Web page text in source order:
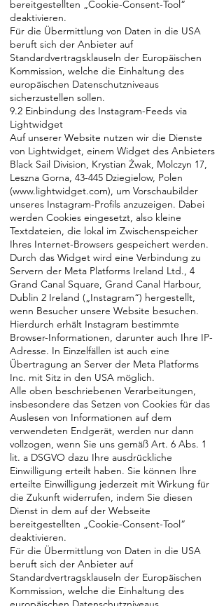
bereitgestellten „Cookie-Consent-Tool“
deaktivieren.
Für die Übermittlung von Daten in die USA
beruft sich der Anbieter auf
Standardvertragsklauseln der Europäischen
Kommission, welche die Einhaltung des
europäischen Datenschutzniveaus
sicherzustellen sollen.
9.2 Einbindung des Instagram-Feeds via
Lightwidget
Auf unserer Website nutzen wir die Dienste
von Lightwidget, einem Widget des Anbieters
Black Sail Division, Krystian Żwak, Molczyn 17,
Leszna Gorna, 43-445 Dziegielow, Polen
(www.lightwidget.com), um Vorschaubilder
unseres Instagram-Profils anzuzeigen. Dabei
werden Cookies eingesetzt, also kleine
Textdateien, die lokal im Zwischenspeicher
Ihres Internet-Browsers gespeichert werden.
Durch das Widget wird eine Verbindung zu
Servern der Meta Platforms Ireland Ltd., 4
Grand Canal Square, Grand Canal Harbour,
Dublin 2 Ireland („Instagram“) hergestellt,
wenn Besucher unsere Website besuchen.
Hierdurch erhält Instagram bestimmte
Browser-Informationen, darunter auch Ihre IP-
Adresse. In Einzelfällen ist auch eine
Übertragung an Server der Meta Platforms
Inc. mit Sitz in den USA möglich.
Alle oben beschriebenen Verarbeitungen,
insbesondere das Setzen von Cookies für das
Auslesen von Informationen auf dem
verwendeten Endgerät, werden nur dann
vollzogen, wenn Sie uns gemäß Art. 6 Abs. 1
lit. a DSGVO dazu Ihre ausdrückliche
Einwilligung erteilt haben. Sie können Ihre
erteilte Einwilligung jederzeit mit Wirkung für
die Zukunft widerrufen, indem Sie diesen
Dienst in dem auf der Webseite
bereitgestellten „Cookie-Consent-Tool“
deaktivieren.
Für die Übermittlung von Daten in die USA
beruft sich der Anbieter auf
Standardvertragsklauseln der Europäischen
Kommission, welche die Einhaltung des